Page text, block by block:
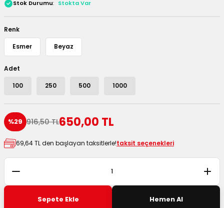
Kutuları
Masura Kapaklı
Stok Durumu Stokta Var
Renk
Esmer Beyaz
Adet
100 250 500 1000
%29 916,50 TL650,00 TL
69,64 TL den başlayan taksitlerle!taksit seçenekleri
Sepete Ekle Hemen Al